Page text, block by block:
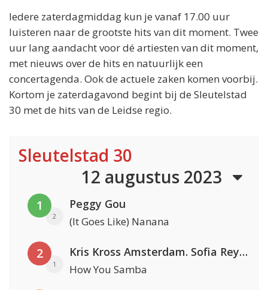
Iedere zaterdagmiddag kun je vanaf 17.00 uur
luisteren naar de grootste hits van dit moment. Twee
uur lang aandacht voor dé artiesten van dit moment,
met nieuws over de hits en natuurlijk een
concertagenda. Ook de actuele zaken komen voorbij.
Kortom je zaterdagavond begint bij de Sleutelstad
30 met de hits van de Leidse regio.
Sleutelstad 30
12 augustus 2023
1
2
Peggy Gou
(It Goes Like) Nanana
2
1
Kris Kross Amsterdam. Sofia Reyes & Tinie Tempah
How You Samba